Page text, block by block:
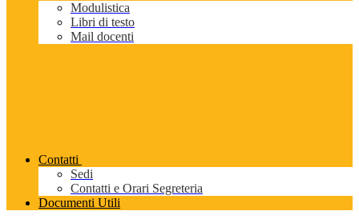
Modulistica
Libri di testo
Mail docenti
Contatti
Sedi
Contatti e Orari Segreteria
Documenti Utili